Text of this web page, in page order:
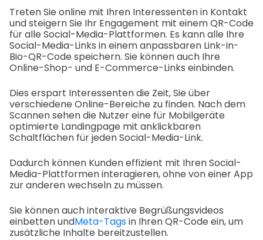
Treten Sie online mit Ihren Interessenten in Kontakt
und steigern Sie Ihr Engagement mit einem QR-Code
für alle Social-Media-Plattformen. Es kann alle Ihre
Social-Media-Links in einem anpassbaren Link-in-
Bio-QR-Code speichern. Sie können auch Ihre
Online-Shop- und E-Commerce-Links einbinden.
Dies erspart Interessenten die Zeit, Sie über
verschiedene Online-Bereiche zu finden. Nach dem
Scannen sehen die Nutzer eine für Mobilgeräte
optimierte Landingpage mit anklickbaren
Schaltflächen für jeden Social-Media-Link.
Dadurch können Kunden effizient mit Ihren Social-
Media-Plattformen interagieren, ohne von einer App
zur anderen wechseln zu müssen.
Sie können auch interaktive Begrüßungsvideos
einbetten undMeta-Tagsin Ihren QR-Code ein, um
zusätzliche Inhalte bereitzustellen.